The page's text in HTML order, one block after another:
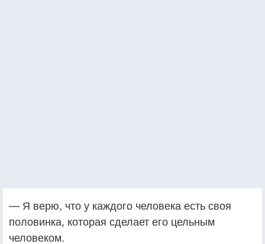
— Я верю, что у каждого человека есть своя
половинка, которая сделает его цельным
человеком.